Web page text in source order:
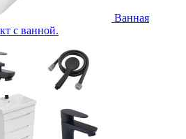
Ванная
с ванной.